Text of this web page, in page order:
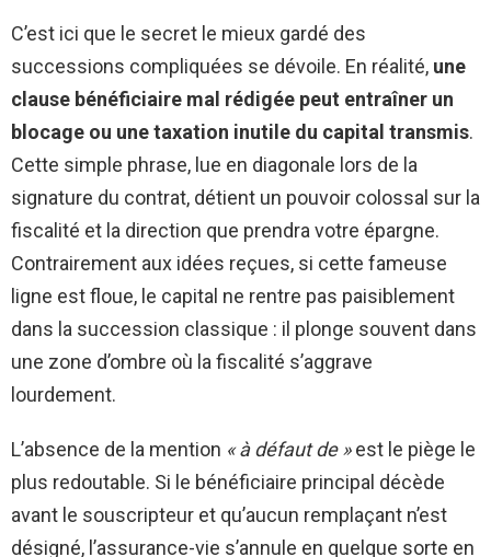
C’est ici que le secret le mieux gardé des
successions compliquées se dévoile. En réalité, une
clause bénéficiaire mal rédigée peut entraîner un
blocage ou une taxation inutile du capital transmis.
Cette simple phrase, lue en diagonale lors de la
signature du contrat, détient un pouvoir colossal sur la
fiscalité et la direction que prendra votre épargne.
Contrairement aux idées reçues, si cette fameuse
ligne est floue, le capital ne rentre pas paisiblement
dans la succession classique : il plonge souvent dans
une zone d’ombre où la fiscalité s’aggrave
lourdement.
L’absence de la mention « à défaut de »est le piège le
plus redoutable. Si le bénéficiaire principal décède
avant le souscripteur et qu’aucun remplaçant n’est
désigné, l’assurance-vie s’annule en quelque sorte en